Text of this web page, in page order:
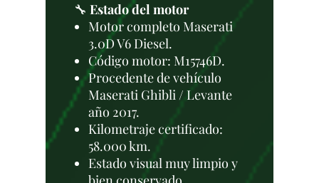
🔧 Estado del motor
Motor completo Maserati
3.0D V6 Diesel.
Código motor: M15746D.
Procedente de vehículo
Maserati Ghibli / Levante
año 2017.
Kilometraje certificado:
58.000 km.
Estado visual muy limpio y